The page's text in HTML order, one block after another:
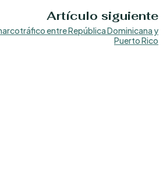
Artículo siguiente
entre República Dominicana y
Puerto Rico